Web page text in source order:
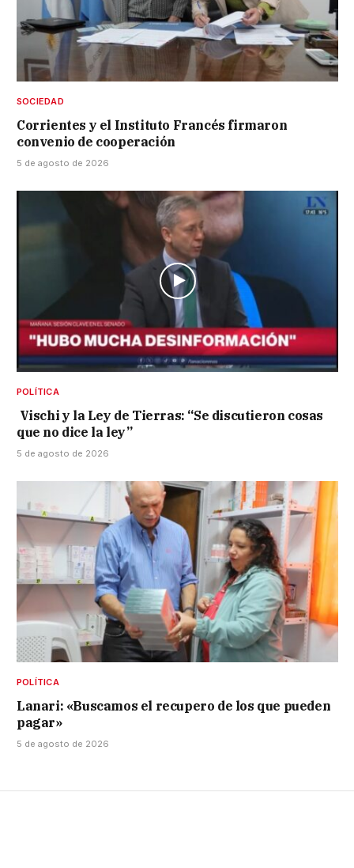
SOCIEDAD
Corrientes y el Instituto Francés firmaron
convenio de cooperación
5 de agosto de 2026
POLÍTICA
Vischi y la Ley de Tierras: “Se discutieron cosas
que no dice la ley”
5 de agosto de 2026
POLÍTICA
Lanari: «Buscamos el recupero de los que pueden
pagar»
5 de agosto de 2026